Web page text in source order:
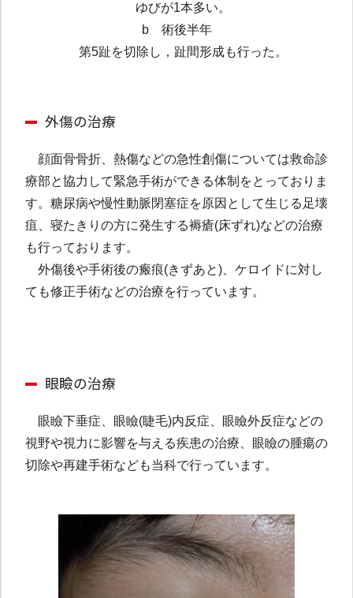
ゆびが1本多い。
b 術後半年
第5趾を切除し，趾間形成も行った。
外傷の治療
顔面骨骨折、熱傷などの急性創傷については救命診
療部と協力して緊急手術ができる体制をとっておりま
す。糖尿病や慢性動脈閉塞症を原因として生じる足壊
疽、寝たきりの方に発生する褥瘡(床ずれ)などの治療
も行っております。
外傷後や手術後の瘢痕(きずあと)、ケロイドに対し
ても修正手術などの治療を行っています。
眼瞼の治療
眼瞼下垂症、眼瞼(睫毛)内反症、眼瞼外反症などの
視野や視力に影響を与える疾患の治療、眼瞼の腫瘍の
切除や再建手術なども当科で行っています。